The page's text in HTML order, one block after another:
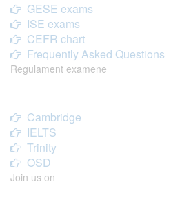
GESE exams
ISE exams
CEFR chart
Frequently Asked Questions
Regulament examene
Cambridge
IELTS
Trinity
OSD
Join us on